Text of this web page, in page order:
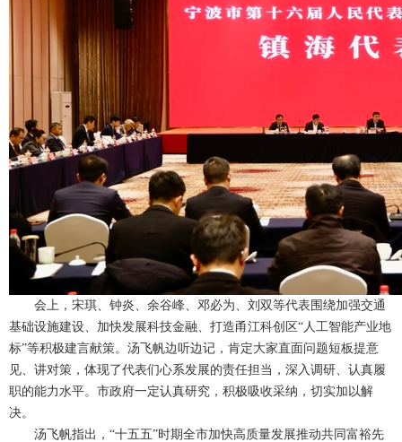
会上，宋琪、钟炎、余谷峰、邓必为、刘双等代表围绕加强交通
基础设施建设、加快发展科技金融、打造甬江科创区“人工智能产业地
标”等积极建言献策。汤飞帆边听边记，肯定大家直面问题短板提意
见、讲对策，体现了代表们心系发展的责任担当，深入调研、认真履
职的能力水平。市政府一定认真研究，积极吸收采纳，切实加以解
决。
汤飞帆指出，“十五五”时期全市加快高质量发展推动共同富裕先